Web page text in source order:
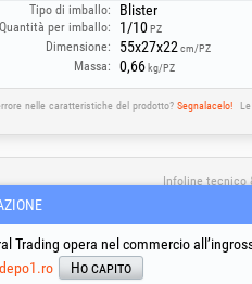
Tipo di imballo: Blister
Quantità per imballo: 1/10PZ
Dimensione: 55x27x22 cm/PZ
Massa: 0,66 kg/PZ
nelle caratteristiche del prodotto? Segnalacelo!
Infoline tecnico
Trading opera nel commercio
depo1.ro Ho capito